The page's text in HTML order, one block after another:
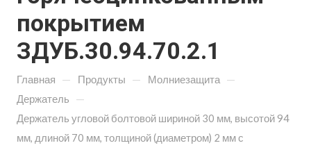
покрытием
ЗДУБ.30.94.70.2.1
Главная — Продукты — Молниезащита —
Держатель —
Держатель угловой болтовой шириной 30 мм, высотой 94
мм, длиной 70 мм, толщиной (диаметром) 2 мм с